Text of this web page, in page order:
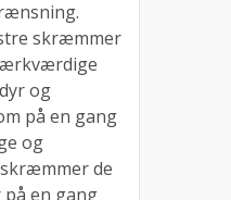
skræmmer
og
på en gang
og
de
en gang